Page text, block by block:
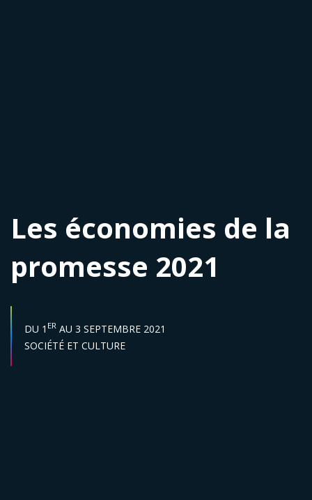
Les économies de la
promesse 2021
DU DATE DE DÉBUT :
1 ER AU DATE DE FIN :
3 SEPTEMBRE 2021
Secteur :
SOCIÉTÉ ET CULTURE